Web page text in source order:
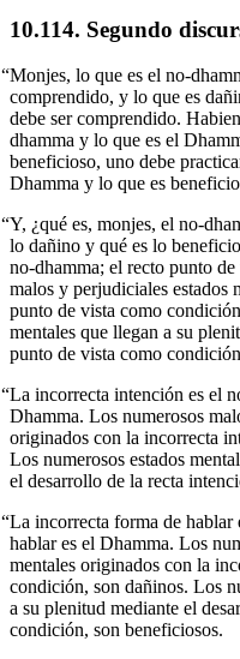
10.114. Segundo
“Monjes, lo que es el no-
comprendido, y lo que es
debe ser comprendido.
dhamma y lo que es el
beneficioso, uno debe
Dhamma y lo que es
“Y, ¿qué es, monjes, el no-
lo dañino y qué es lo
no-dhamma; el recto punto
malos y perjudiciales estados
punto de vista como
mentales que llegan a su
punto de vista como
“La incorrecta intención es el
Dhamma. Los numerosos
originados con la incorrecta
Los numerosos estados
el desarrollo de la recta
“La incorrecta forma de hablar
hablar es el Dhamma. Los
mentales originados con la
condición, son dañinos. Los
a su plenitud mediante el
condición, son beneficiosos.